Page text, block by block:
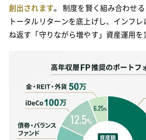
創出されます。 制度を賢く組み合わせ
トータルリターンを底上げし、インフ
ね返す「守りながら増やす」資産運用を